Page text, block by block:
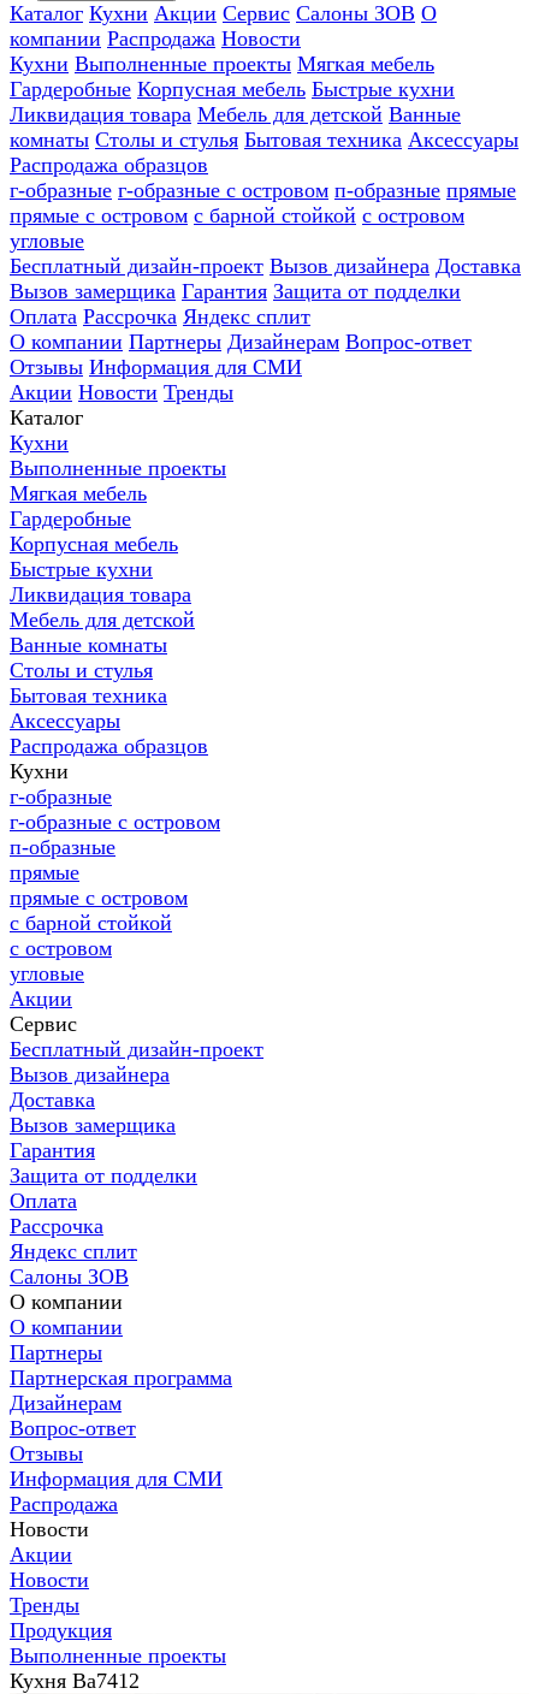
Каталог Кухни Акции Сервис Салоны ЗОВ О
компании Распродажа Новости
Кухни Выполненные проекты Мягкая мебель
Гардеробные Корпусная мебель Быстрые кухни
Ликвидация товара Мебель для детской Ванные
комнаты Столы и стулья Бытовая техника Аксессуары
Распродажа образцов
г-образные г-образные с островом п-образные прямые
прямые с островом с барной стойкой с островом
угловые
Бесплатный дизайн-проект Вызов дизайнера Доставка
Вызов замерщика Гарантия Защита от подделки
Оплата Рассрочка Яндекс сплит
О компании Партнеры Дизайнерам Вопрос-ответ
Отзывы Информация для СМИ
Акции Новости Тренды
Каталог
Кухни
Выполненные проекты
Мягкая мебель
Гардеробные
Корпусная мебель
Быстрые кухни
Ликвидация товара
Мебель для детской
Ванные комнаты
Столы и стулья
Бытовая техника
Аксессуары
Распродажа образцов
Кухни
г-образные
г-образные с островом
п-образные
прямые
прямые с островом
с барной стойкой
с островом
угловые
Акции
Сервис
Бесплатный дизайн-проект
Вызов дизайнера
Доставка
Вызов замерщика
Гарантия
Защита от подделки
Оплата
Рассрочка
Яндекс сплит
Салоны ЗОВ
О компании
О компании
Партнеры
Партнерская программа
Дизайнерам
Вопрос-ответ
Отзывы
Информация для СМИ
Распродажа
Новости
Акции
Новости
Тренды
Продукция
Выполненные проекты
Кухня Ва7412